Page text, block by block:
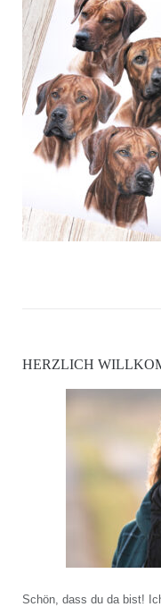
HERZLICH
Schön, dass du da bist!